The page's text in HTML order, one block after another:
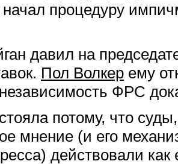
процедуру
давил на
Пол Волкер ему
ФРС
потому, что
мнение (и его
действовали